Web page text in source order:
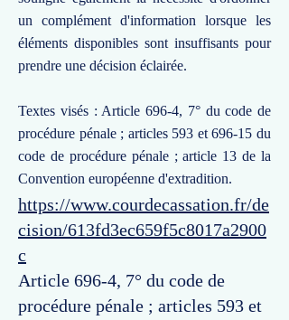
un complément d'information lorsque les
éléments disponibles sont insuffisants pour
prendre une décision éclairée.
Textes visés : Article 696-4, 7° du code de
procédure pénale ; articles 593 et 696-15 du
code de procédure pénale ; article 13 de la
Convention européenne d'extradition.
https://www.courdecassation.fr/de
cision/613fd3ec659f5c8017a2900
c
Article 696-4, 7° du code de
procédure pénale ; articles 593 et